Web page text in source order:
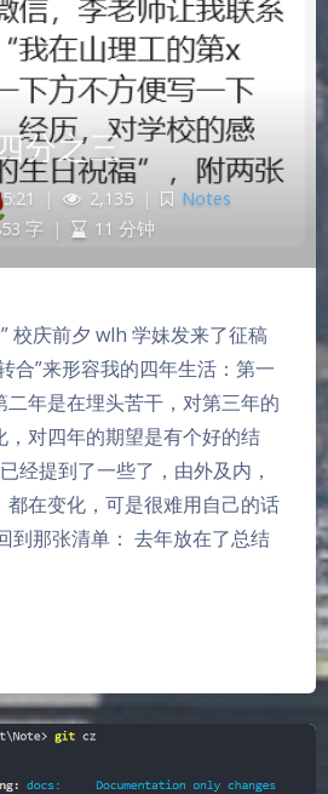
分之三
| 2,135 |
Notes
字
| 11 分钟
校庆前夕 wlh 学妹发来了征稿
合”来形容我的四年生活：第一
年是在埋头苦干，对第三年的
，对四年的期望是有个好的结
经提到了一些了，由外及内，
都在变化，可是很难用自己的话
到那张清单： 去年放在了总结